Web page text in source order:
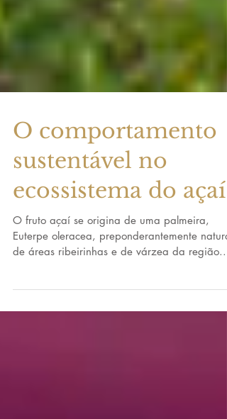
O comportamento
sustentável no
ecossistema do açaí
O fruto açaí se origina de uma palmeira,
de áreas ribeirinhas e de várzea da região...